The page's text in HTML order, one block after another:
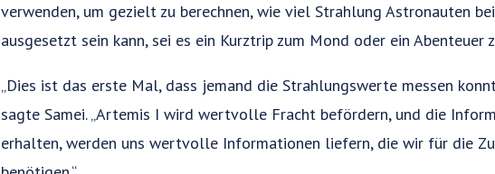
verwenden, um gezielt zu berechnen, wie viel Strahlung Astronauten
ausgesetzt sein kann, sei es ein Kurztrip zum Mond oder ein Abenteuer
„Dies ist das erste Mal, dass jemand die Strahlungswerte messen
sagte Samei. „Artemis I wird wertvolle Fracht befördern, und die
erhalten, werden uns wertvolle Informationen liefern, die wir für die